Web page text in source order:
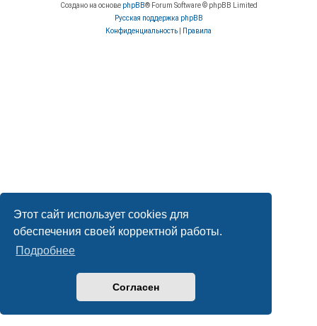
Этот сайт использует cookies для
обеспечения своей корректной работы.
Подробнее
Согласен
Создано на основе phpBB® Forum Software © phpBB Limited
Русская поддержка phpBB
Конфиденциальность
Правила